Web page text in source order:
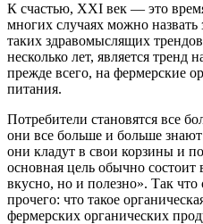
К счастью, XXI век — это
многих случаях можно
таких здравомыслящих
несколько лет, является тренд
прежде всего, на фермерские
питания.
Потребители становятся все
они все больше и больше
они кладут в свои корзины и
основная цель обычно состоит
вкусно, но и полезно». Так что
прочего: что такое
фермерских органических